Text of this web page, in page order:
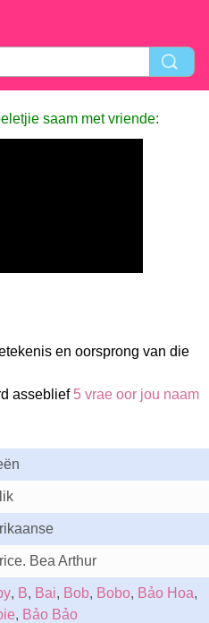
saam met vriende:
en oorsprong van die
asseblief 5 vrae oor jou naam
Bea Arthur
, B, Bai, Bob, Bobo, Bảo Hoa,
, Bảo Bảo